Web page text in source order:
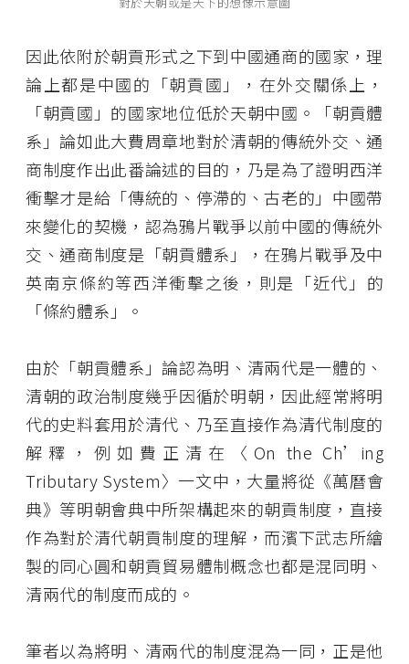
因此依附於朝貢形式之下到中國通商的國家，理
論上都是中國的「朝貢國」，在外交關係上，
「朝貢國」的國家地位低於天朝中國。「朝貢體
系」論如此大費周章地對於清朝的傳統外交、通
商制度作出此番論述的目的，乃是為了證明西洋
衝擊才是給「傳統的、停滯的、古老的」中國帶
來變化的契機，認為鴉片戰爭以前中國的傳統外
交、通商制度是「朝貢體系」，在鴉片戰爭及中
英南京條約等西洋衝擊之後，則是「近代」的
「條約體系」。
由於「朝貢體系」論認為明、清兩代是一體的、
清朝的政治制度幾乎因循於明朝，因此經常將明
代的史料套用於清代、乃至直接作為清代制度的
解釋，例如費正清在〈On the Ch’ing
Tributary System〉一文中，大量將從《萬曆會
典》等明朝會典中所架構起來的朝貢制度，直接
作為對於清代朝貢制度的理解，而濱下武志所繪
製的同心圓和朝貢貿易體制概念也都是混同明、
清兩代的制度而成的。
筆者以為將明、清兩代的制度混為一同，正是他